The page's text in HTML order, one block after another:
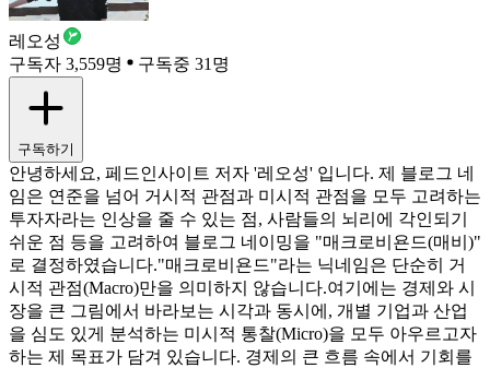
레오성
구독자 3,559명
구독중 31명
구독하기
안녕하세요, 페드인사이트 저자 '레오성' 입니다. 제 블로그 네
임은 연준을 넘어 거시적 관점과 미시적 관점을 모두 고려하는
투자자라는 인상을 줄 수 있는 점, 사람들의 뇌리에 각인되기
쉬운 점 등을 고려하여 블로그 네이밍을 "매크로비욘드(매비)"
로 결정하였습니다. ​"매크로비욘드"라는 닉네임은 단순히 거
시적 관점(Macro)만을 의미하지 않습니다. ​여기에는 경제와 시
장을 큰 그림에서 바라보는 시각과 동시에, 개별 기업과 산업
을 심도 있게 분석하는 미시적 통찰(Micro)을 모두 아우르고자
하는 제 목표가 담겨 있습니다. 경제의 큰 흐름 속에서 기회를